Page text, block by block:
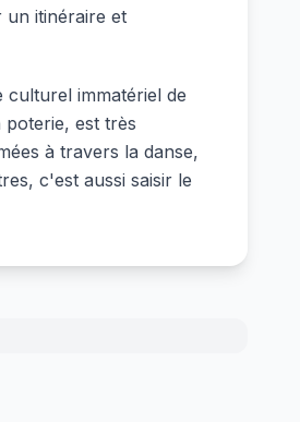
un itinéraire et
culturel immatériel de
est très
à travers la danse,
c'est aussi saisir le